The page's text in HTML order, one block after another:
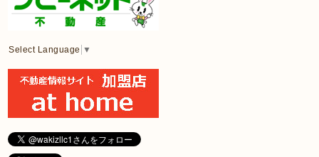
Select Language ▼